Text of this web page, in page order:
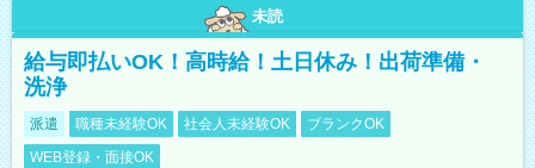
未読
給与即払いOK！高時給！土日休み！出荷準備・
洗浄
派遣 職種未経験OK 社会人未経験OK
ブランクOK
WEB登録・面接OK